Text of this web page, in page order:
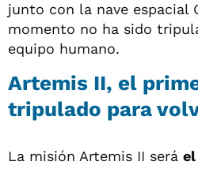
junto con la nave espacial
momento no ha sido
equipo humano.
Artemis II, el
tripulado para
La misión Artemis II será